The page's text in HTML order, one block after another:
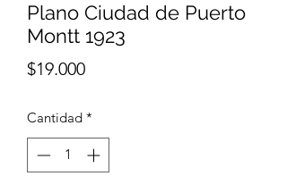
Plano Ciudad de Puerto
Montt 1923
$19.000Precio
Cantidad *